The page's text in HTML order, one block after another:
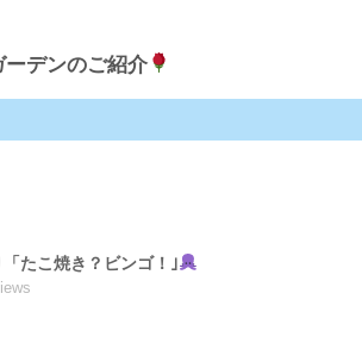
デンのご紹介
たこ焼き？ビンゴ！｣